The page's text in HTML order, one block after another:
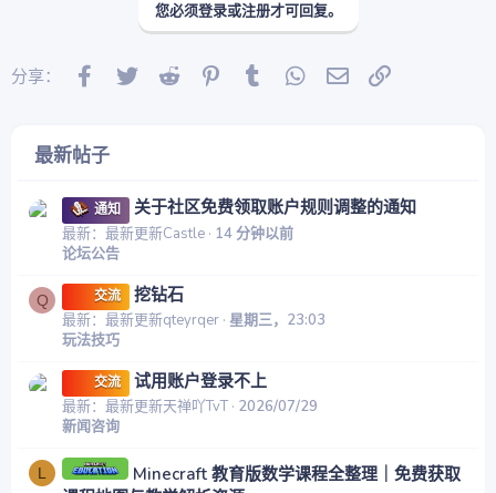
您必须登录或注册才可回复。
分享： Facebook
Twitter Reddit PinterestTumblr WhatsApp
邮件
最新帖子
通知 关于社区免费领取账户规则调整的通知
最新：最新更新Castle 14 分钟以前
论坛公告
Q 交流 挖钻石
最新：最新更新qteyrqer 星期三，23:03
玩法技巧
交流 试用账户登录不上
最新：最新更新天禅吖TvT 2026/07/29
新闻咨询
L
Minecraft 教育版数学课程全整理｜免费获取